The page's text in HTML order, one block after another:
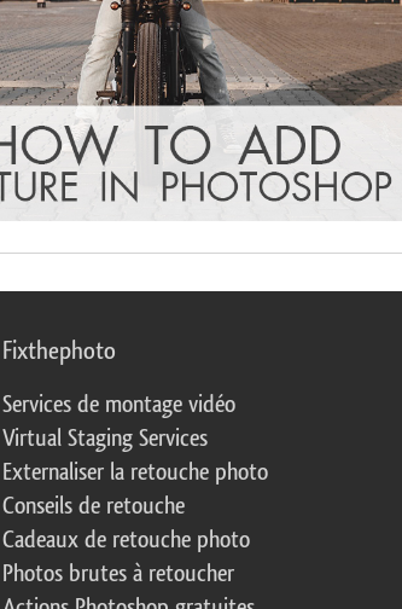
Fixthephoto
Services de montage vidéo
Virtual Staging Services
Externaliser la retouche photo
Conseils de retouche
Cadeaux de retouche photo
Photos brutes à retoucher